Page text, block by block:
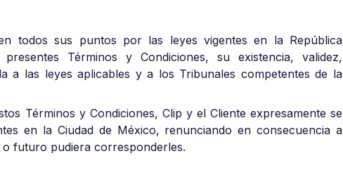
todos sus puntos por las leyes vigentes en la República
Términos y Condiciones, su existencia, validez,
a las leyes aplicables y a los Tribunales competentes de la
Términos y Condiciones, Clip y el Cliente expresamente se
en la Ciudad de México, renunciando en consecuencia a
futuro pudiera corresponderles.